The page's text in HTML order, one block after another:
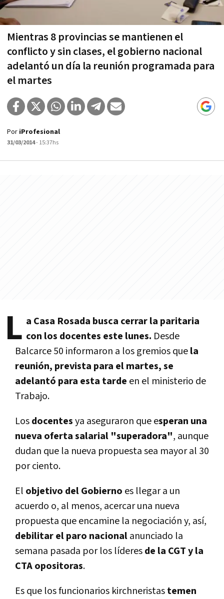
Mientras 8 provincias se mantienen el
conflicto y sin clases, el gobierno nacional
adelantó un día la reunión programada para
el martes
Por iProfesional
31/03/2014- 15:37hs
L a Casa Rosada busca cerrar la paritaria
con los docentes este lunes. Desde
Balcarce 50 informaron a los gremios quela
reunión, prevista para el martes, se
adelantó para esta tarde en el ministerio de
Trabajo.
Losdocentesya aseguraron que esperan una
nueva oferta salarial "superadora", aunque
dudan que la nueva propuesta sea mayor al 30
por ciento.
El objetivo del Gobierno es llegar a un
acuerdo o, al menos, acercar una nueva
propuesta que encamine la negociación y, así,
debilitar el paro nacionalanunciado la
semana pasada por los líderesde la CGT y la
CTA opositoras.
Es que los funcionarios kirchneristastemen